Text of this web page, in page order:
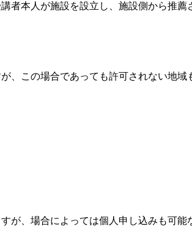
者本人が施設を設立し、施設側から推薦
、この場合であっても許可されない地域
が、場合によっては個人申し込みも可能